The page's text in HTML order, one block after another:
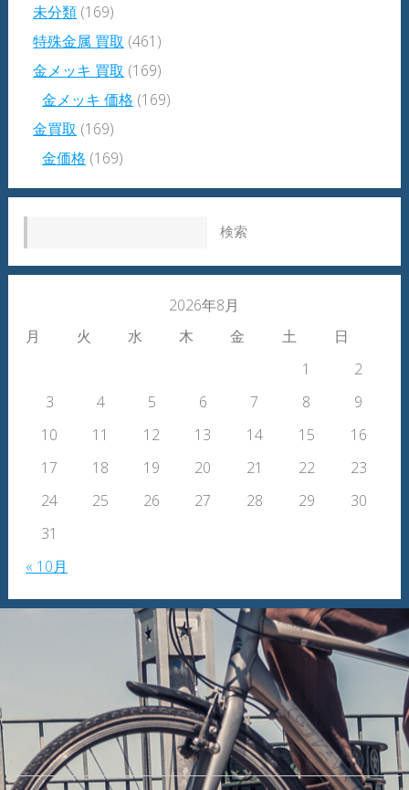
未分類 (169)
特殊金属 買取 (461)
金メッキ 買取 (169)
金メッキ 価格 (169)
金買取 (169)
金価格 (169)
2026年8月
月
火 水 木 金 土 日
« 10月
1
2
3
4 5 6 7 8
9
10
11 12 13 14 15
16
17
18 19 20 21 22
23
24
25 26 27 28 29
30
31